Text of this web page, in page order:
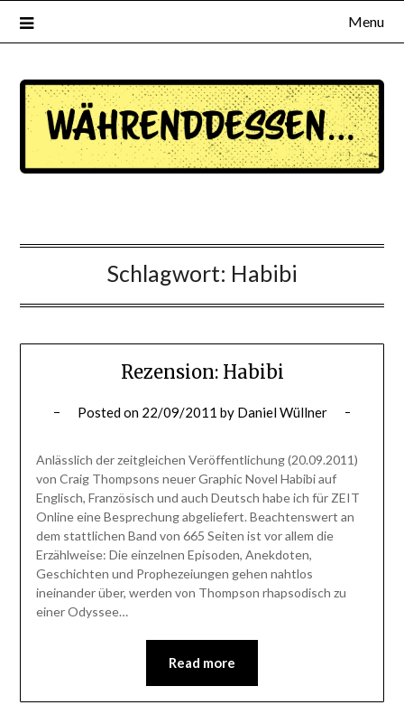
Menu
Schlagwort: Habibi
Rezension: Habibi
Posted on 22/09/2011 by Daniel Wüllner
Anlässlich der zeitgleichen Veröffentlichung (20.09.2011)
von Craig Thompsons neuer Graphic Novel Habibi auf
Englisch, Französisch und auch Deutsch habe ich für ZEIT
Online eine Besprechung abgeliefert. Beachtenswert an
dem stattlichen Band von 665 Seiten ist vor allem die
Erzählweise: Die einzelnen Episoden, Anekdoten,
Geschichten und Prophezeiungen gehen nahtlos
ineinander über, werden von Thompson rhapsodisch zu
einer Odyssee…
Read more